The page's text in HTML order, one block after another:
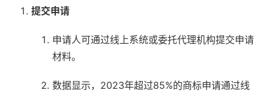
提交申请
申请人可通过线上系统或委托代理机构提交申请
材料。
数据显示，2023年超过85%的商标申请通过线